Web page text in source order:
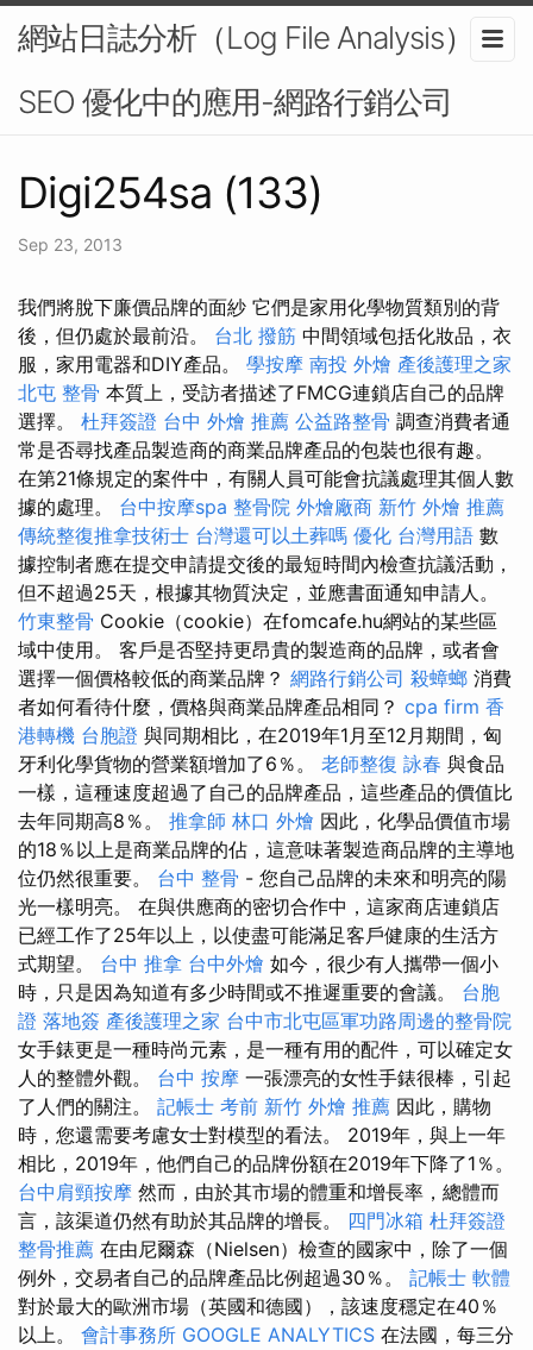
網站日誌分析（Log File Analysis）在
SEO 優化中的應用-網路行銷公司
Digi254sa (133)
Sep 23, 2013
我們將脫下廉價品牌的面紗 它們是家用化學物質類別的背
後，但仍處於最前沿。 台北 撥筋 中間領域包括化妝品，衣
服，家用電器和DIY產品。 學按摩 南投 外燴 產後護理之家
北屯 整骨 本質上，受訪者描述了FMCG連鎖店自己的品牌
選擇。 杜拜簽證 台中 外燴 推薦 公益路整骨 調查消費者通
常是否尋找產品製造商的商業品牌產品的包裝也很有趣。
在第21條規定的案件中，有關人員可能會抗議處理其個人數
據的處理。 台中按摩spa 整骨院 外燴廠商 新竹 外燴 推薦
傳統整復推拿技術士 台灣還可以土葬嗎 優化 台灣用語 數
據控制者應在提交申請提交後的最短時間內檢查抗議活動，
但不超過25天，根據其物質決定，並應書面通知申請人。
竹東整骨 Cookie（cookie）在fomcafe.hu網站的某些區
域中使用。 客戶是否堅持更昂貴的製造商的品牌，或者會
選擇一個價格較低的商業品牌？ 網路行銷公司 殺蟑螂 消費
者如何看待什麼，價格與商業品牌產品相同？ cpa firm 香
港轉機 台胞證 與同期相比，在2019年1月至12月期間，匈
牙利化學貨物的營業額增加了6％。 老師整復 詠春 與食品
一樣，這種速度超過了自己的品牌產品，這些產品的價值比
去年同期高8％。 推拿師 林口 外燴 因此，化學品價值市場
的18％以上是商業品牌的佔，這意味著製造商品牌的主導地
位仍然很重要。 台中 整骨 - 您自己品牌的未來和明亮的陽
光一樣明亮。 在與供應商的密切合作中，這家商店連鎖店
已經工作了25年以上，以使盡可能滿足客戶健康的生活方
式期望。 台中 推拿 台中外燴 如今，很少有人攜帶一個小
時，只是因為知道有多少時間或不推遲重要的會議。 台胞
證 落地簽 產後護理之家 台中市北屯區軍功路周邊的整骨院
女手錶更是一種時尚元素，是一種有用的配件，可以確定女
人的整體外觀。 台中 按摩 一張漂亮的女性手錶很棒，引起
了人們的關注。 記帳士 考前 新竹 外燴 推薦 因此，購物
時，您還需要考慮女士對模型的看法。 2019年，與上一年
相比，2019年，他們自己的品牌份額在2019年下降了1％。
台中肩頸按摩 然而，由於其市場的體重和增長率，總體而
言，該渠道仍然有助於其品牌的增長。 四門冰箱 杜拜簽證
整骨推薦 在由尼爾森（Nielsen）檢查的國家中，除了一個
例外，交易者自己的品牌產品比例超過30％。 記帳士 軟體
對於最大的歐洲市場（英國和德國），該速度穩定在40％
以上。 會計事務所 GOOGLE ANALYTICS 在法國，每三分